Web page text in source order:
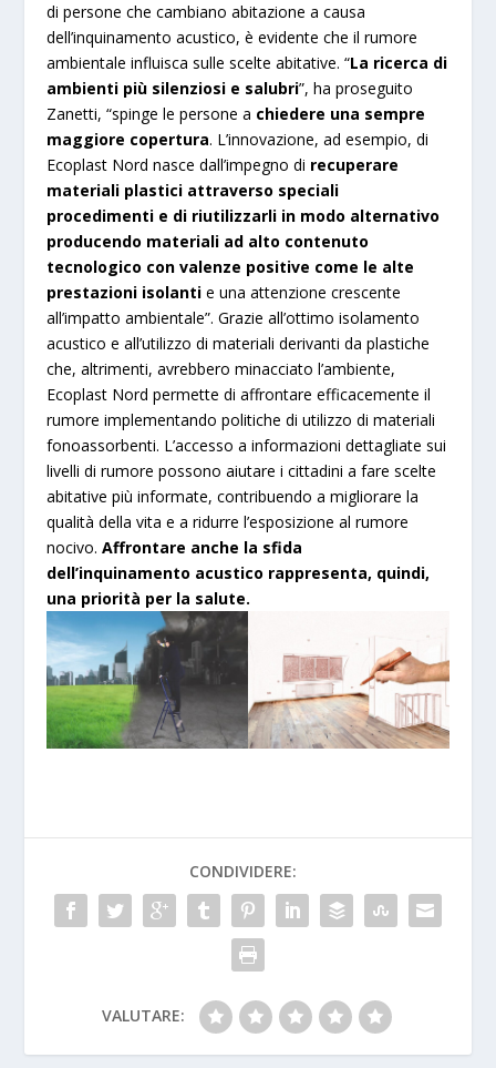
di persone che cambiano abitazione a causa
dell’inquinamento acustico, è evidente che il rumore
ambientale influisca sulle scelte abitative. “La ricerca di
ambienti più silenziosi e salubri”, ha proseguito
Zanetti, “spinge le persone a chiedere una sempre
maggiore copertura. L’innovazione, ad esempio, di
Ecoplast Nord nasce dall’impegno di recuperare
materiali plastici attraverso speciali
procedimenti e di riutilizzarli in modo alternativo
producendo materiali ad alto contenuto
tecnologico con valenze positive come le alte
prestazioni isolanti e una attenzione crescente
all’impatto ambientale”. Grazie all’ottimo isolamento
acustico e all’utilizzo di materiali derivanti da plastiche
che, altrimenti, avrebbero minacciato l’ambiente,
Ecoplast Nord permette di affrontare efficacemente il
rumore implementando politiche di utilizzo di materiali
fonoassorbenti. L’accesso a informazioni dettagliate sui
livelli di rumore possono aiutare i cittadini a fare scelte
abitative più informate, contribuendo a migliorare la
qualità della vita e a ridurre l’esposizione al rumore
nocivo.Affrontare anche la sfida
dell’inquinamento acustico rappresenta, quindi,
una priorità per la salute.
CONDIVIDERE:
VALUTARE: